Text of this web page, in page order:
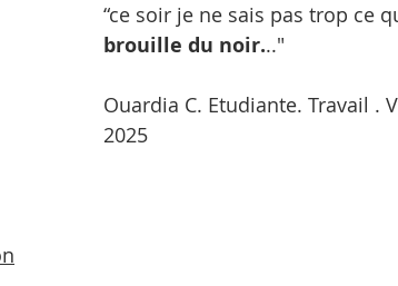
“ce soir je ne sais pas trop ce
brouille du noir..."
Ouardia C. Etudiante. Travail .
2025